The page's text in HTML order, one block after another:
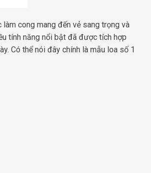
cong mang đến vẻ sang trọng và
tính năng nổi bật đã được tích hợp
Có thể nói đây chính là mẫu loa số 1